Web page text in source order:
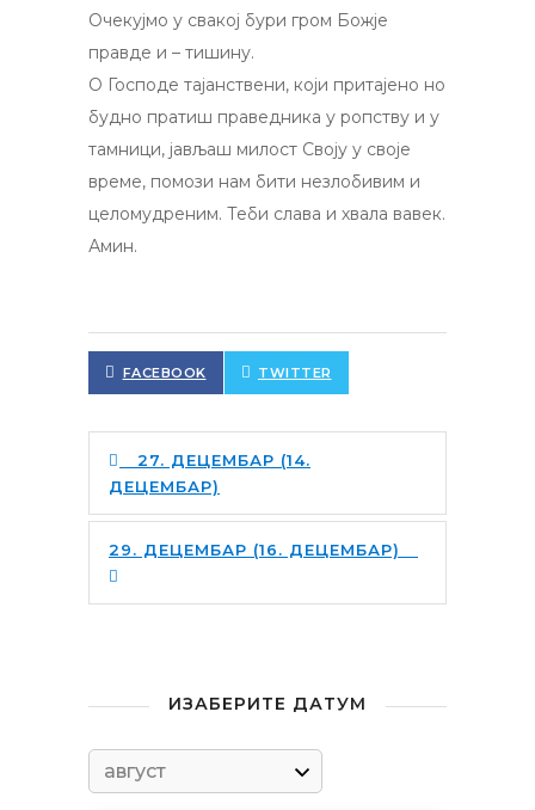
Очекујмо у свакој бури гром Божје
правде и – тишину.
О Господе тајанствени, који притајено но
будно пратиш праведника у ропству и у
тамници, јављаш милост Своју у своје
време, помози нам бити незлобивим и
целомудреним. Теби слава и хвала вавек.
Амин.
FACEBOOK TWITTER
27. ДЕЦЕМБАР (14.
ДЕЦЕМБАР)
29. ДЕЦЕМБАР (16. ДЕЦЕМБАР)
ИЗАБЕРИТЕ ДАТУМ